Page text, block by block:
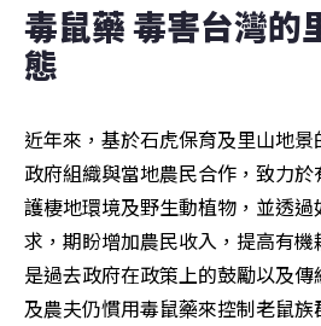
毒鼠藥 毒害台灣的
態
近年來，基於石虎保育及里山地
政府組織與當地農民合作，致力
護棲地環境及野生動植物，並透
求，期盼增加農民收入，提高有
是過去政府在政策上的鼓勵以及
及農夫仍慣用毒鼠藥來控制老鼠